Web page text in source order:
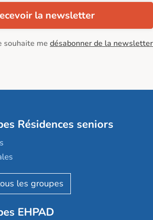
la newsletter
souhaite me désabonner de la newsletter
Résidences seniors
EHPAD